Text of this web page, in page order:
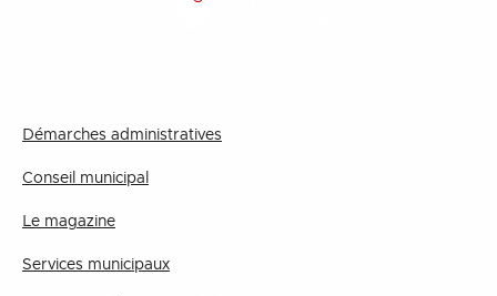
Démarches administratives
Conseil municipal
Le magazine
Services municipaux